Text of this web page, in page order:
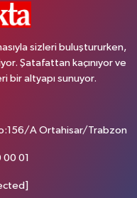
sizleri buluştururken,
Şatafattan kaçınıyor ve
bir altyapı sunuyor.
A Ortahisar/Trabzon
01